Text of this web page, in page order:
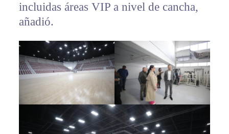
incluidas áreas VIP a nivel de cancha,
añadió.